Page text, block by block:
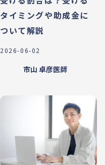
タイミングや助成金に
ついて解説
2026-06-02
市山 卓彦医師